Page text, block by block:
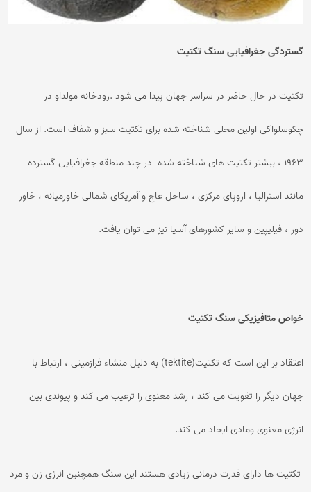
گستردگی جغرافیایی سنگ تکتیت
تکتیت در حال حاضر در سراسر جهان پیدا می شود .رودخانه مولداو در
چکوسلواکی اولین محلی شناخته شده برای تکتیت سبز و شفاف است. از سال
۱۹۶۳ ، بیشتر تکتیت های شناخته شده در چند منطقه جغرافیایی گسترده
مانند استرالیا ، اروپای مرکزی ، ساحل عاج و آمریکای شمالی خاورمیانه ، خاور
دور ، فیلیپین و سایر کشورهای آسیا نیز می توان یافت.
خواص متافیزیکی سنگ تکتیت
اعتقاد بر این است که تکتیت(tektite) به دلیل منشاء فرازمینی ، ارتباط با
جهان دیگر را تقویت می کند ، رشد معنوی را ترغیب می کند و پیوندی بین
انرژی معنوی ومادی ایجاد می کند.
تکتیت ها دارای قدرت درمانی زیادی هستند این سنگ همچنین انرژی زن و مرد